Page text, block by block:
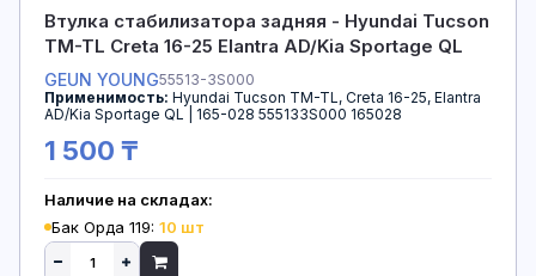
Втулка стабилизатора задняя - Hyundai Tucson
TM-TL Creta 16-25 Elantra AD/Kia Sportage QL
GEUN YOUNG55513-3S000
Применимость: Hyundai Tucson TM-TL, Creta 16-25, Elantra
AD/Kia Sportage QL | 165-028 555133S000 165028
1 500 ₸
Наличие на складах:
Бак Орда 119: 10 шт